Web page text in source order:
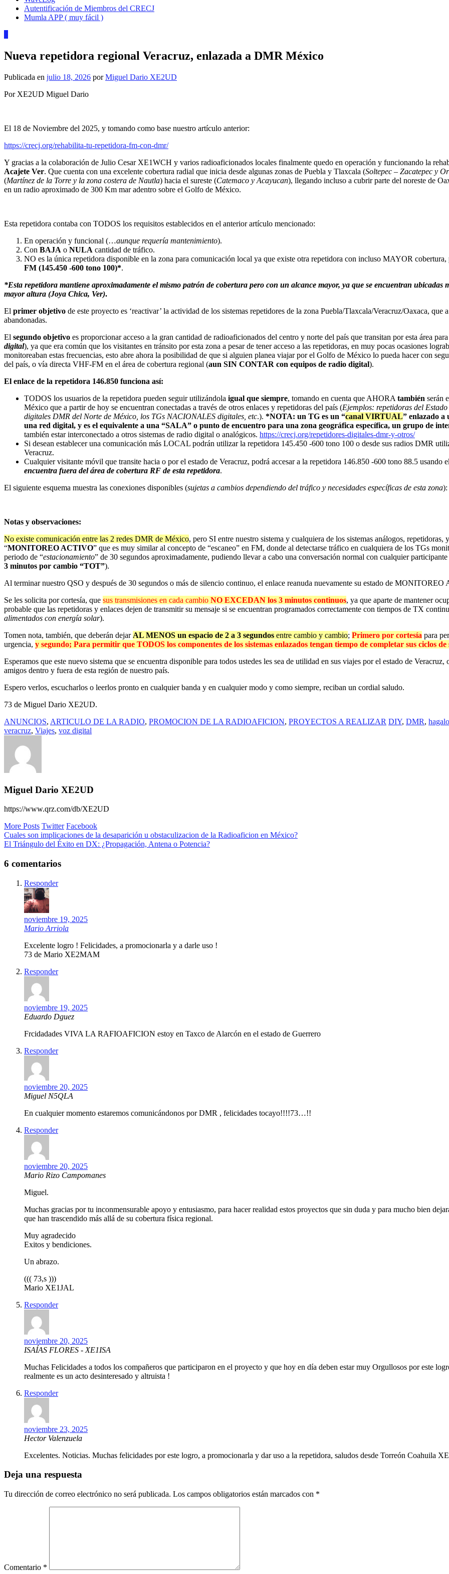
Autentificación de Miembros del CRECJ
Mumla APP ( muy fácil )
Nueva repetidora regional Veracruz, enlazada a DMR México
Publicada en julio 18, 2026 porMiguel Dario XE2UD
Por XE2UD Miguel Dario
El 18 de Noviembre del 2025, y tomando como base nuestro artículo anterior:
https://crecj.org/rehabilita-tu-repetidora-fm-con-dmr/
Y gracias a la colaboración de Julio Cesar XE1WCH y varios radioaficionados locales finalmente quedo en operación y funcionando la
Acajete Ver. Que cuenta con una excelente cobertura radial que inicia desde algunas zonas de Puebla y Tlaxcala (Soltepec – Zacatepec y
(Martínez de la Torre y la zona costera de Nautla) hacia el sureste (Catemaco y Acayucan), llegando incluso a cubrir parte del noreste de
en un radio aproximado de 300 Km mar adentro sobre el Golfo de México.
Esta repetidora contaba con TODOS los requisitos establecidos en el anterior artículo mencionado:
En operación y funcional (…aunque requería mantenimiento).
Con BAJA o NULA cantidad de tráfico.
NO es la única repetidora disponible en la zona para comunicación local ya que existe otra repetidora con incluso MAYOR cobertura,
FM (145.450 -600 tono 100)*.
*Esta repetidora mantiene aproximadamente el mismo patrón de cobertura pero con un alcance mayor, ya que se encuentran ubicadas
mayor altura (Joya Chica, Ver).
El primer objetivo de este proyecto es ‘reactivar’ la actividad de los sistemas repetidores de la zona Puebla/Tlaxcala/Veracruz/Oaxaca, que
abandonadas.
El segundo objetivo es proporcionar acceso a la gran cantidad de radioaficionados del centro y norte del país que transitan por esta área
digital), ya que era común que los visitantes en tránsito por esta zona a pesar de tener acceso a las repetidoras, en muy pocas ocasiones
monitoreaban estas frecuencias, esto abre ahora la posibilidad de que si alguien planea viajar por el Golfo de México lo pueda hacer con
del país, o vía directa VHF-FM en el área de cobertura regional (aun SIN CONTAR con equipos de radio digital).
El enlace de la repetidora 146.850 funciona así:
TODOS los usuarios de la repetidora pueden seguir utilizándola igual que siempre, tomando en cuenta que AHORA también serán
México que a partir de hoy se encuentran conectadas a través de otros enlaces y repetidoras del país (Ejemplos: repetidoras del
digitales DMR del Norte de México, los TGs NACIONALES digitales, etc.). *NOTA: un TG es un “canal VIRTUAL” enlazado a
una red digital, y es el equivalente a una “SALA” o punto de encuentro para una zona geográfica específica, un grupo de
también estar interconectado a otros sistemas de radio digital o analógicos. https://crecj.org/repetidores-digitales-dmr-y-otros/
Si desean establecer una comunicación más LOCAL podrán utilizar la repetidora 145.450 -600 tono 100 o desde sus radios DMR
Veracruz.
Cualquier visitante móvil que transite hacia o por el estado de Veracruz, podrá accesar a la repetidora 146.850 -600 tono 88.5 usando el
encuentra fuera del área de cobertura RF de esta repetidora.
El siguiente esquema muestra las conexiones disponibles (sujetas a cambios dependiendo del tráfico y necesidades específicas de esta zona):
Notas y observaciones:
No existe comunicación entre las 2 redes DMR de México, pero SI entre nuestro sistema y cualquiera de los sistemas análogos,
“MONITOREO ACTIVO” que es muy similar al concepto de “escaneo” en FM, donde al detectarse tráfico en cualquiera de los TGs
periodo de “estacionamiento” de 30 segundos aproximadamente, pudiendo llevar a cabo una conversación normal con cualquier
3 minutos por cambio “TOT”).
Al terminar nuestro QSO y después de 30 segundos o más de silencio continuo, el enlace reanuda nuevamente su estado de
Se les solicita por cortesía, que sus transmisiones en cada cambio NO EXCEDAN los 3 minutos continuos, ya que aparte de mantener
probable que las repetidoras y enlaces dejen de transmitir su mensaje si se encuentran programados correctamente con tiempos de TX
alimentados con energía solar).
Tomen nota, también, que deberán dejar AL MENOS un espacio de 2 a 3 segundos entre cambio y cambio; Primero por cortesía para
urgencia, y segundo; Para permitir que TODOS los componentes de los sistemas enlazados tengan tiempo de completar sus ciclos
Esperamos que este nuevo sistema que se encuentra disponible para todos ustedes les sea de utilidad en sus viajes por el estado de
amigos dentro y fuera de esta región de nuestro país.
Espero verlos, escucharlos o leerlos pronto en cualquier banda y en cualquier modo y como siempre, reciban un cordial saludo.
73 de Miguel Dario XE2UD.
ANUNCIOS, ARTICULO DE LA RADIO, PROMOCION DE LA RADIOAFICION, PROYECTOS A REALIZAR DIY, DMR,
veracruz, Viajes, voz digital
Miguel Dario XE2UD
https://www.qrz.com/db/XE2UD
More Posts Twitter Facebook
Navegación
de
entradas
Cuales son implicaciones de la desaparición u obstaculizacion de la Radioaficion en México?
El Triángulo del Éxito en DX: ¿Propagación, Antena o Potencia?
6 comentarios
Responder
noviembre 19, 2025
Mario Arriola
Excelente logro ! Felicidades, a promocionarla y a darle uso !
73 de Mario XE2MAM
Responder
noviembre 19, 2025
Eduardo Dguez
Frcidadades VIVA LA RAFIOAFICION estoy en Taxco de Alarcón en el estado de Guerrero
Responder
noviembre 20, 2025
Miguel N5QLA
En cualquier momento estaremos comunicándonos por DMR , felicidades tocayo!!!!73…!!
Responder
noviembre 20, 2025
Mario Rizo Campomanes
Miguel.
Muchas gracias por tu inconmensurable apoyo y entusiasmo, para hacer realidad estos proyectos que sin duda y para mucho bien
que han trascendido más allá de su cobertura física regional.
Muy agradecido
Exitos y bendiciones.
Un abrazo.
((( 73,s )))
Mario XE1JAL
Responder
noviembre 20, 2025
ISAÍAS FLORES - XE1ISA
Muchas Felicidades a todos los compañeros que participaron en el proyecto y que hoy en día deben estar muy Orgullosos por este
realmente es un acto desinteresado y altruista !
Responder
noviembre 23, 2025
Hector Valenzuela
Excelentes. Noticias. Muchas felicidades por este logro, a promocionarla y dar uso a la repetidora, saludos desde Torreón Coahuila
Deja una respuesta
Tu dirección de correo electrónico no será publicada. Los campos obligatorios están marcados con *
Comentario *